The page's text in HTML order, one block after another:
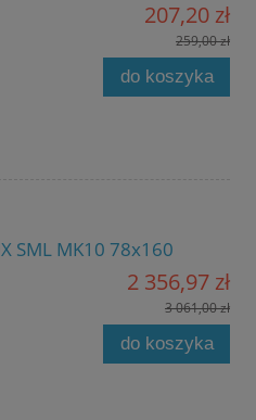
207,20 zł
259,00 zł
do koszyka
SML MK10 78x160
2 356,97 zł
3 061,00 zł
do koszyka